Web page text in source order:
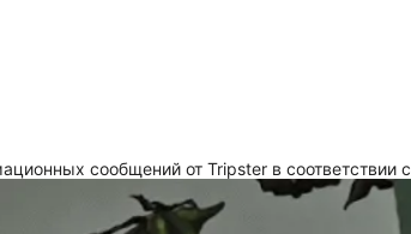
сообщений от Tripster в соответствии c